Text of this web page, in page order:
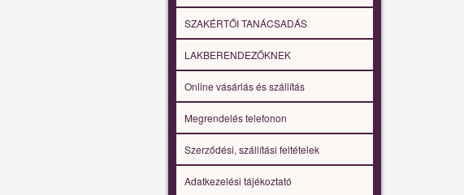
SZAKÉRTŐI TANÁCSADÁS
LAKBERENDEZŐKNEK
Online vásárlás és szállítás
Megrendelés telefonon
Szerződési, szállítási feltételek
Adatkezelési tájékoztató